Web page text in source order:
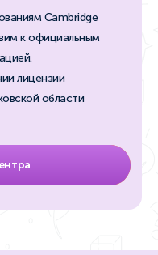
Cambridge
к официальным
лицензии
области